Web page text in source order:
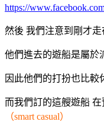
https://
然後 我們注意到剛才
他們進去的遊船是屬於
因此他們的打扮也比較
而我們訂的這艘遊船
（smart casual）